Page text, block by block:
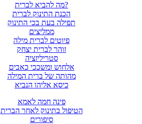
מה להביא לברית?
הכנת התינוק לברית
תפילה בעת בכי התינוק
ממליצים
פיוטים לברית מילה
זוהר לברית יצחק
סטריליזציה
אלחוש ומשככי כאבים
מהותה של ברית המילה
כיסא אליהו הנביא
פינה חמה לאמא
הטיפול בתינוק לאחר הברית
סיפורים